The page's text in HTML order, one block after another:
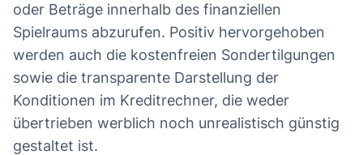
oder Beträge innerhalb des finanziellen
Spielraums abzurufen. Positiv hervorgehoben
werden auch die kostenfreien Sondertilgungen
sowie die transparente Darstellung der
Konditionen im Kreditrechner, die weder
übertrieben werblich noch unrealistisch günstig
gestaltet ist.